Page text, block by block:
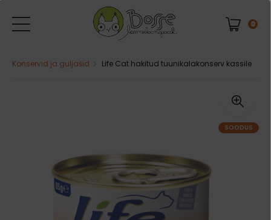
0
Konservid ja guljašid Life Cat hakitud tuunikalakonserv kassile
SOODUS